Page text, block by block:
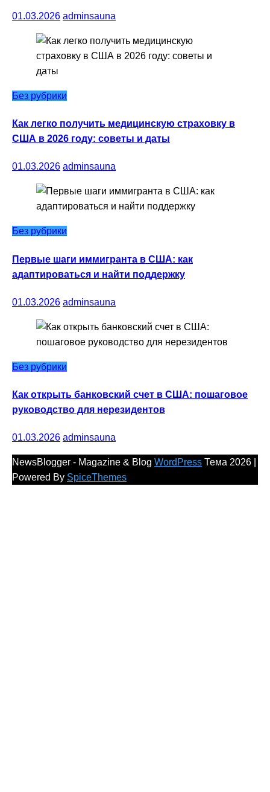
01.03.2026 adminsauna
Без рубрики
Как легко получить медицинскую страховку в
США в 2026 году: советы и даты
01.03.2026 adminsauna
Без рубрики
Первые шаги иммигранта в США: как
адаптироваться и найти поддержку
01.03.2026 adminsauna
Без рубрики
Как открыть банковский счет в США: пошаговое
руководство для нерезидентов
01.03.2026 adminsauna
NewsBlogger - Magazine & Blog WordPress Тема 2026 |
Powered By SpiceThemes